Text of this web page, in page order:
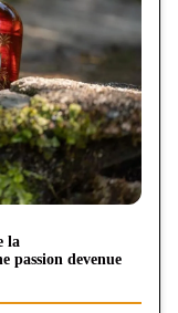
la
passion devenue